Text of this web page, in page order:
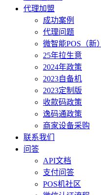
代理加盟
成功案例
代理问题
微智能POS（新）
25年拉生意
2024年政策
2023自备机
2023定制版
收款码政策
逸码通政策
商家设备采购
联系我们
问答
API文档
支付问答
POS机社区